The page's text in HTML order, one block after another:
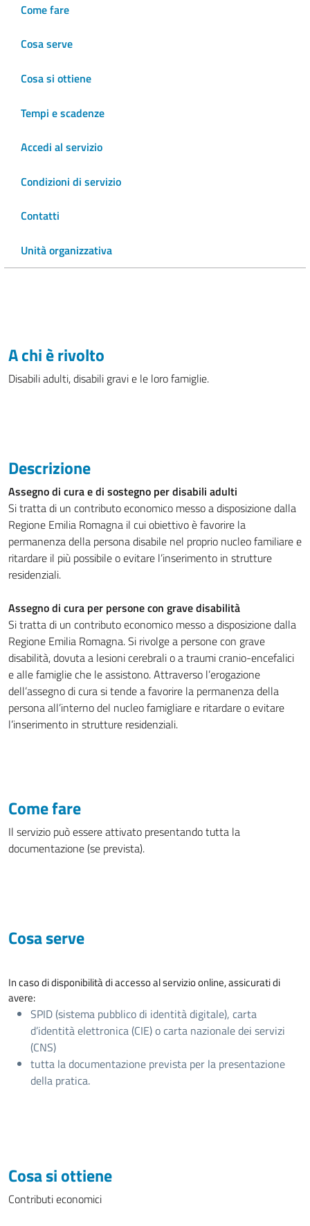
Come fare
Cosa serve
Cosa si ottiene
Tempi e scadenze
Accedi al servizio
Condizioni di servizio
Contatti
Unità organizzativa
A chi è rivolto
Disabili adulti, disabili gravi e le loro famiglie.
Descrizione
Assegno di cura e di sostegno per disabili adulti
Si tratta di un contributo economico messo a disposizione dalla
Regione Emilia Romagna il cui obiettivo è favorire la
permanenza della persona disabile nel proprio nucleo familiare e
ritardare il più possibile o evitare l’inserimento in strutture
residenziali.
Assegno di cura per persone con grave disabilità
Si tratta di un contributo economico messo a disposizione dalla
Regione Emilia Romagna. Si rivolge a persone con grave
disabilità, dovuta a lesioni cerebrali o a traumi cranio-encefalici
e alle famiglie che le assistono. Attraverso l’erogazione
dell’assegno di cura si tende a favorire la permanenza della
persona all’interno del nucleo famigliare e ritardare o evitare
l’inserimento in strutture residenziali.
Come fare
Il servizio può essere attivato presentando tutta la
documentazione (se prevista).
Cosa serve
In caso di disponibilità di accesso al servizio online, assicurati di
avere:
SPID (sistema pubblico di identità digitale), carta
d’identità elettronica (CIE) o carta nazionale dei servizi
(CNS)
tutta la documentazione prevista per la presentazione
della pratica.
Cosa si ottiene
Contributi economici